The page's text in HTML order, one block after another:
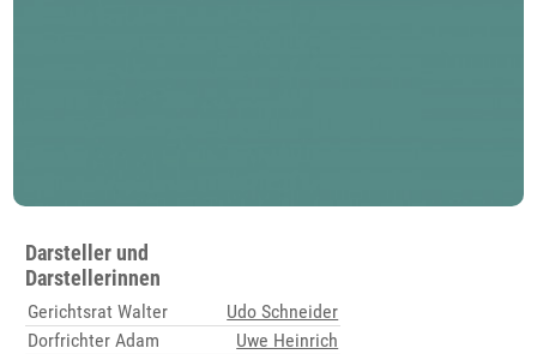
Darsteller und
Darstellerinnen
Gerichtsrat Walter
Udo Schneider
Dorfrichter Adam
Uwe Heinrich